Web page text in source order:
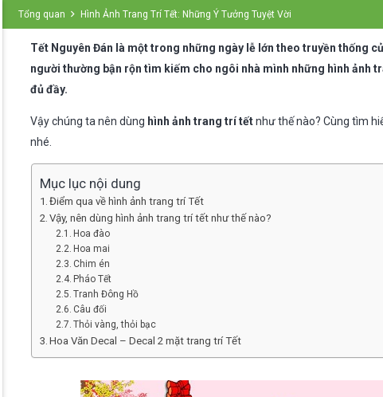
Tổng quan Hình Ảnh Trang Trí Tết: Những Ý Tưởng Tuyệt Vời
Tết Nguyên Đán là một trong những ngày lễ lớn theo truyền thống
người thường bận rộn tìm kiếm cho ngôi nhà mình những hình ảnh
đủ đầy.
Vậy chúng ta nên dùng hình ảnh trang trí tếtnhư thế nào? Cùng tìm
nhé.
Mục lục nội dung
Điểm qua về hình ảnh trang trí Tết
Vậy, nên dùng hình ảnh trang trí tết như thế nào?
Hoa đào
Hoa mai
Chim én
Pháo Tết
Tranh Đông Hồ
Câu đối
Thỏi vàng, thỏi bạc
Hoa Văn Decal – Decal 2 mặt trang trí Tết